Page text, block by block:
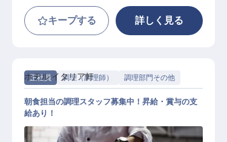
キープする 詳しく見る
正社員 調理（調理師） 調理部門その他
ホテル イタリア軒
朝食担当の調理スタッフ募集中！昇給・賞与の支
給あり！